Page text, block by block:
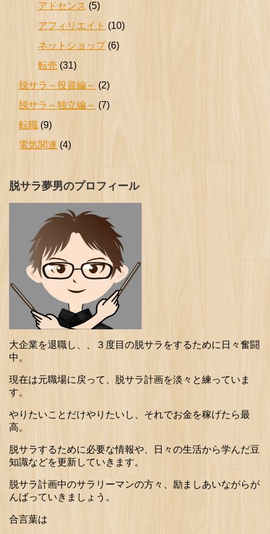
アドセンス (5)
アフィリエイト (10)
ネットショップ(6)
転売 (31)
脱サラ～投資編～ (2)
脱サラ～独立編～ (7)
転職 (9)
電気関連 (4)
脱サラ夢男のプロフィール
大企業を退職し、、３度目の脱サラをするために日々奮闘
中。
現在は元職場に戻って、脱サラ計画を淡々と練っていま
す。
やりたいことだけやりたいし、それでお金を稼げたら最
高。
脱サラするために必要な情報や、日々の生活から学んだ豆
知識などを更新していきます。
脱サラ計画中のサラリーマンの方々、励ましあいながらが
んばっていきましょう。
合言葉は